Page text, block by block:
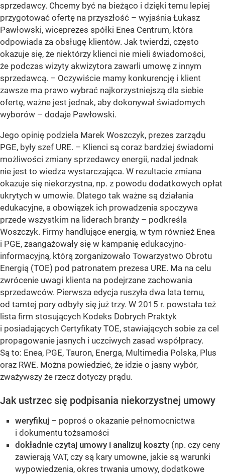
sprzedawcy. Chcemy być na bieżąco i dzięki temu lepiej
przygotować ofertę na przyszłość – wyjaśnia Łukasz
Pawłowski, wiceprezes spółki Enea Centrum, która
odpowiada za obsługę klientów. Jak twierdzi, często
okazuje się, że niektórzy klienci nie mieli świadomości,
że podczas wizyty akwizytora zawarli umowę z innym
sprzedawcą. – Oczywiście mamy konkurencję i klient
zawsze ma prawo wybrać najkorzystniejszą dla siebie
ofertę, ważne jest jednak, aby dokonywał świadomych
wyborów – dodaje Pawłowski.
Jego opinię podziela Marek Woszczyk, prezes zarządu
PGE, były szef URE. – Klienci są coraz bardziej świadomi
możliwości zmiany sprzedawcy energii, nadal jednak
nie jest to wiedza wystarczająca. W rezultacie zmiana
okazuje się niekorzystna, np. z powodu dodatkowych opłat
ukrytych w umowie. Dlatego tak ważne są działania
edukacyjne, a obowiązek ich prowadzenia spoczywa
przede wszystkim na liderach branży – podkreśla
Woszczyk. Firmy handlujące energią, w tym również Enea
i PGE, zaangażowały się w kampanię edukacyjno-
informacyjną, którą zorganizowało Towarzystwo Obrotu
Energią (TOE) pod patronatem prezesa URE. Ma na celu
zwrócenie uwagi klienta na podejrzane zachowania
sprzedawców. Pierwsza edycja ruszyła dwa lata temu,
od tamtej pory odbyły się już trzy. W 2015 r. powstała też
lista firm stosujących Kodeks Dobrych Praktyk
i posiadających Certyfikaty TOE, stawiających sobie za cel
propagowanie jasnych i uczciwych zasad współpracy.
Są to: Enea, PGE, Tauron, Energa, Multimedia Polska, Plus
oraz RWE. Można powiedzieć, że idzie o jasny wybór,
zważywszy że rzecz dotyczy prądu.
Jak ustrzec się podpisania niekorzystnej umowy
weryfikuj – poproś o okazanie pełnomocnictwa
i dokumentu tożsamości
dokładnie czytaj umowy i analizuj koszty (np. czy ceny
zawierają VAT, czy są kary umowne, jakie są warunki
wypowiedzenia, okres trwania umowy, dodatkowe